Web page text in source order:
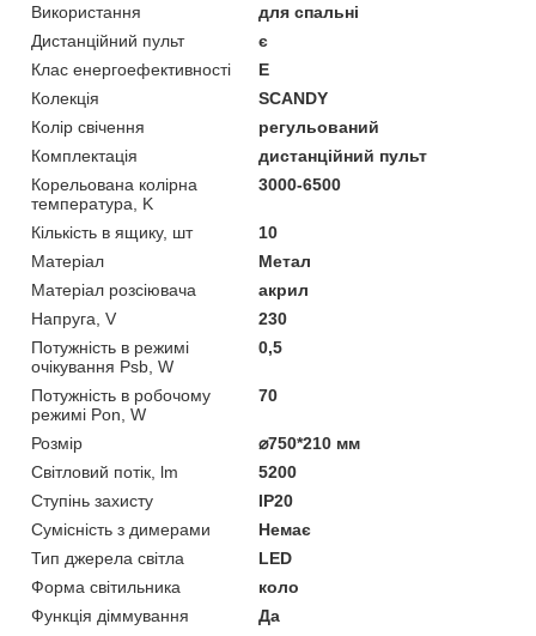
Використання
для спальні
Дистанційний пульт
є
Клас енергоефективності
E
Колекція
SCANDY
Колір свічення
регульований
Комплектація
дистанційний пульт
Корельована колірна
температура, K
3000-6500
Кількість в ящику, шт
10
Матеріал
Метал
Матеріал розсіювача
акрил
Напруга, V
230
Потужність в режимі
очікування Psb, W
0,5
Потужність в робочому
режимі Pon, W
70
Розмір
⌀750*210 мм
Світловий потік, lm
5200
Ступінь захисту
IP20
Сумісність з димерами
Немає
Тип джерела світла
LED
Форма світильника
коло
Функція діммування
Да